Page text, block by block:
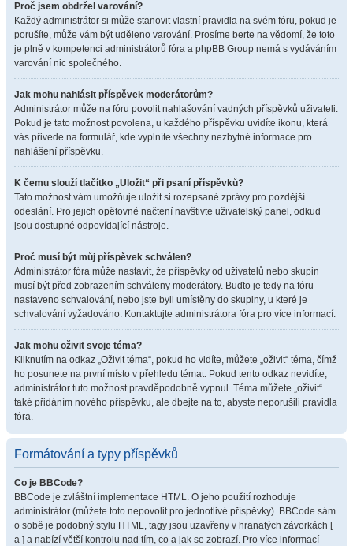
Proč jsem obdržel varování?
Každý administrátor si může stanovit vlastní pravidla na svém fóru, pokud je
porušíte, může vám být uděleno varování. Prosíme berte na vědomí, že toto
je plně v kompetenci administrátorů fóra a phpBB Group nemá s vydáváním
varování nic společného.
Jak mohu nahlásit příspěvek moderátorům?
Administrátor může na fóru povolit nahlašování vadných příspěvků uživateli.
Pokud je tato možnost povolena, u každého příspěvku uvidíte ikonu, která
vás přivede na formulář, kde vyplníte všechny nezbytné informace pro
nahlášení příspěvku.
K čemu slouží tlačítko „Uložit“ při psaní příspěvků?
Tato možnost vám umožňuje uložit si rozepsané zprávy pro pozdější
odeslání. Pro jejich opětovné načtení navštivte uživatelský panel, odkud
jsou dostupné odpovídající nástroje.
Proč musí být můj příspěvek schválen?
Administrátor fóra může nastavit, že příspěvky od uživatelů nebo skupin
musí být před zobrazením schváleny moderátory. Buďto je tedy na fóru
nastaveno schvalování, nebo jste byli umístěny do skupiny, u které je
schvalování vyžadováno. Kontaktujte administrátora fóra pro více informací.
Jak mohu oživit svoje téma?
Kliknutím na odkaz „Oživit téma“, pokud ho vidíte, můžete „oživit“ téma, čímž
ho posunete na první místo v přehledu témat. Pokud tento odkaz nevidíte,
administrátor tuto možnost pravděpodobně vypnul. Téma můžete „oživit“
také přidáním nového příspěvku, ale dbejte na to, abyste neporušili pravidla
fóra.
Formátování a typy příspěvků
Co je BBCode?
BBCode je zvláštní implementace HTML. O jeho použití rozhoduje
administrátor (můžete toto nepovolit pro jednotlivé příspěvky). BBCode sám
o sobě je podobný stylu HTML, tagy jsou uzavřeny v hranatých závorkách [
a ] a nabízí větší kontrolu nad tím, co a jak se zobrazí. Pro více informací